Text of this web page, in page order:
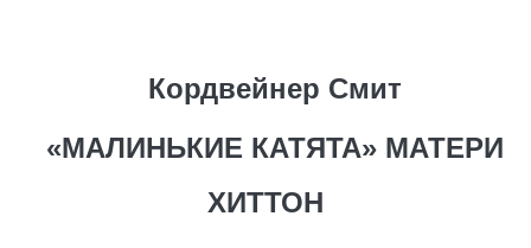
Кордвейнер Смит
«МАЛИНЬКИЕ КАТЯТА» МАТЕРИ
ХИТТОН